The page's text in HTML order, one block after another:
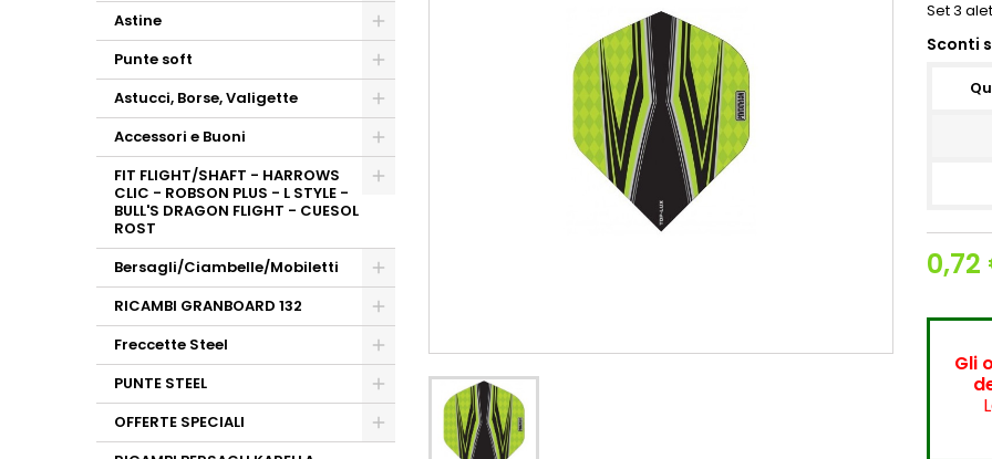
Astine
Punte soft
Astucci, Borse, Valigette
Accessori e Buoni
FIT FLIGHT/SHAFT - HARROWS
CLIC - ROBSON PLUS - L STYLE -
BULL'S DRAGON FLIGHT - CUESOL
ROST
Bersagli/Ciambelle/Mobiletti
RICAMBI GRANBOARD 132
Freccette Steel
PUNTE STEEL
OFFERTE SPECIALI
Set 3
Sconti
0,72
Gli